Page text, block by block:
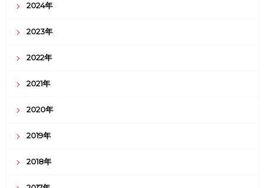
2024年
2023年
2022年
2021年
2020年
2019年
2018年